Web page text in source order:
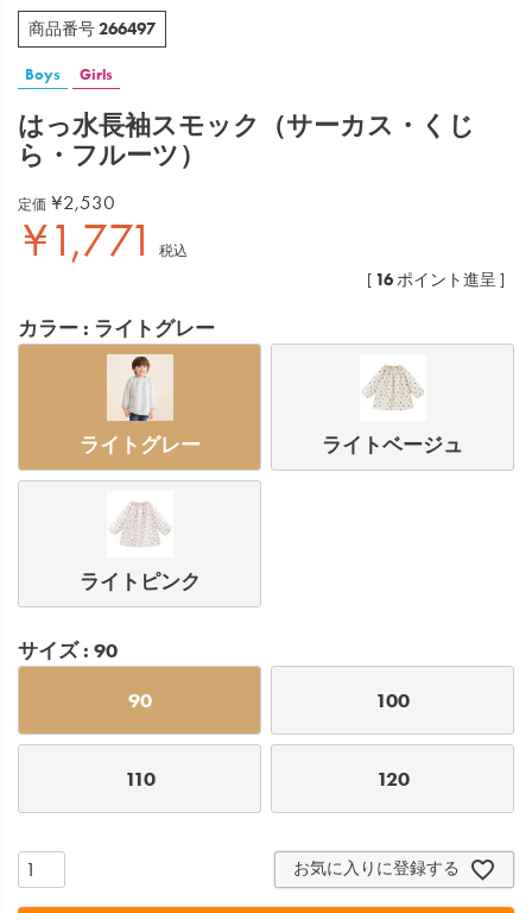
商品番号266497
Boys Girls
はっ水長袖スモック（サーカス・くじ
ら・フルーツ）
定価 ¥2,530
¥1,771 税込
[ 16ポイント進呈 ]
カラー ライトグレー
ライトグレー ライトベージュ
ライトピンク
サイズ 90
90 100
110 120
お気に入りに登録する